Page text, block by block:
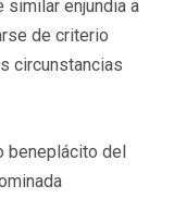
similar enjundia a
de criterio
circunstancias
beneplácito del